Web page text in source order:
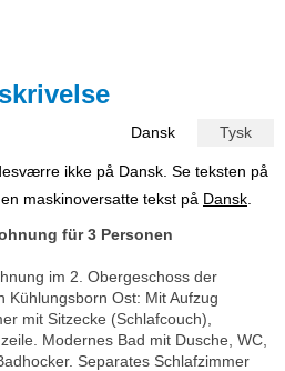
Dansk Tysk
ikke på Dansk. Se teksten på
maskinoversatte tekst på Dansk
für 3 Personen
im 2. Obergeschoss der
Kühlungsborn Ost: Mit Aufzug
mit Sitzecke (Schlafcouch),
Modernes Bad mit Dusche, WC,
Separates Schlafzimmer